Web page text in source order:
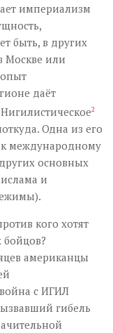
империализм
быть, в других
Москве или
даёт
2
Одна из его
к международному
основных
и
кого хотят
американцы
с ИГИЛ
гибель